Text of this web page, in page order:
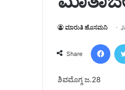
ಮಾರುತಿ ಹೊಸಮನಿ
Share
ಶಿವಮೊಗ್ಗ ಜ.28